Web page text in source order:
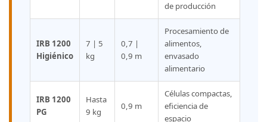
de producción
IRB 1200
Higiénico
7 | 5
kg
0,7 |
0,9 m
Procesamiento de
alimentos,
envasado
alimentario
IRB 1200
PG
Hasta
9 kg
0,9 m
Células compactas,
eficiencia de
espacio